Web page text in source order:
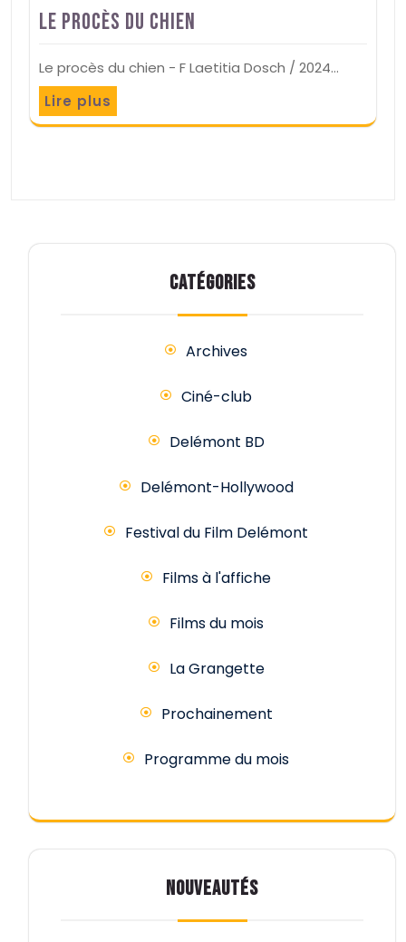
Le procès du chien
Le procès du chien - F Laetitia Dosch / 2024…
Lire plus
CATÉGORIES
Archives
Ciné-club
Delémont BD
Delémont-Hollywood
Festival du Film Delémont
Films à l'affiche
Films du mois
La Grangette
Prochainement
Programme du mois
NOUVEAUTÉS